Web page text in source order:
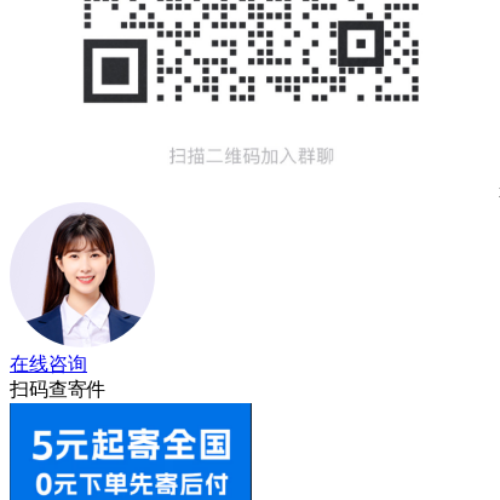
在线咨询
扫码查寄件